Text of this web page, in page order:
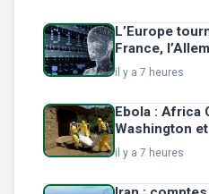
L’Europe
France,
il y a 7 heures
Ebola : Africa
Washington
il y a 7 heures